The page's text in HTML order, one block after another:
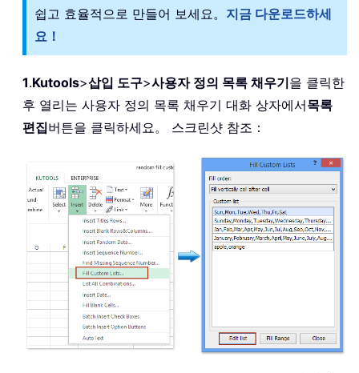
쉽고 효율적으로 만들어 보세요。 지금 다운로드하세
요！
1.Kutools>삽입 도구>사용자 정의 목록 채우기을 클릭한
후 열리는 사용자 정의 목록 채우기 대화 상자에서목록
편집버튼을 클릭하세요。 스크린샷 참조：